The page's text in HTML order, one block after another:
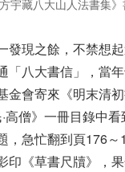
方宇藏八大山人法書集
現之餘，不禁想起
「八大書信」，當
金會寄來《明末清
·高僧》一冊目錄中
，急忙翻到頁176
印《草書尺牘》，